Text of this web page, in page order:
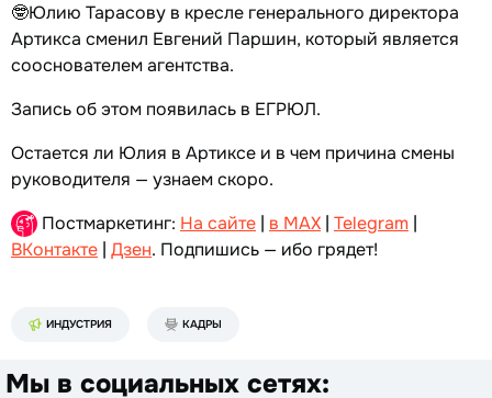
🤓Юлию Тарасову в кресле генерального директора
Артикса сменил Евгений Паршин, который является
сооснователем агентства.
Запись об этом появилась в ЕГРЮЛ.
Остается ли Юлия в Артиксе и в чем причина смены
руководителя — узнаем скоро.
Постмаркетинг: На сайте | в MAX | Telegram |
ВКонтакте | Дзен. Подпишись — ибо грядет!
ИНДУСТРИЯ КАДРЫ
Мы в социальных сетях: